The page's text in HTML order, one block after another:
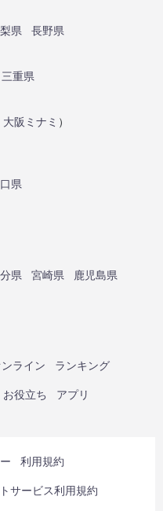
県
長野県
三重県
大阪ミナミ ）
県
県 宮崎県
鹿児島県
ライン ランキング
お役立ち アプリ
利用規約
サービス利用規約